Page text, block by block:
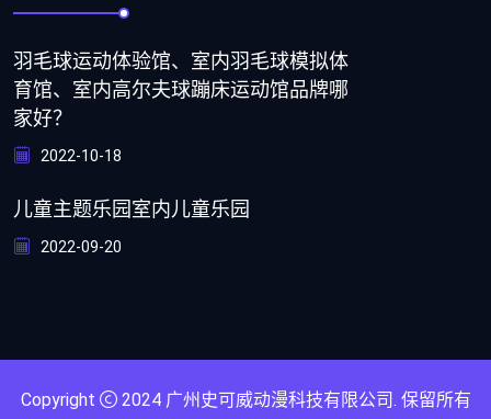
羽毛球运动体验馆、室内羽毛球模拟体
育馆、室内高尔夫球蹦床运动馆品牌哪
家好？
2022-10-18
儿童主题乐园室内儿童乐园
2022-09-20
Copyright 2024 广州史可威动漫科技有限公司. 保留所有